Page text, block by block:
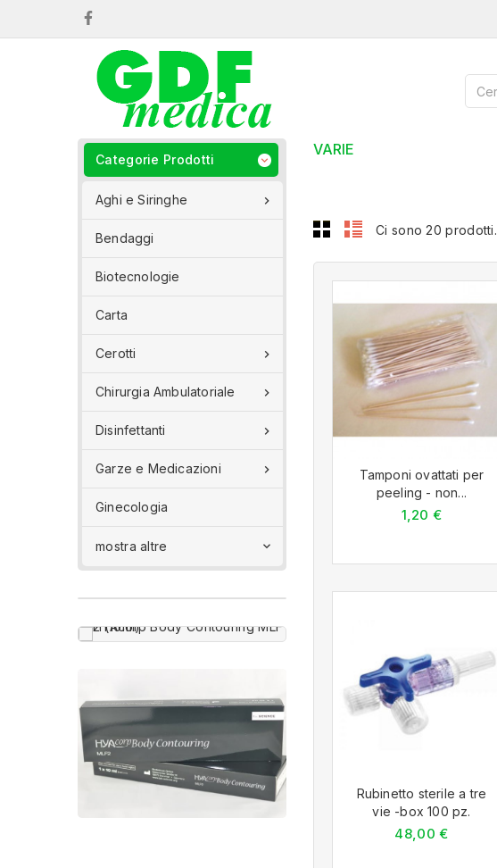
Categorie Prodotti 

Aghi e Siringhe
Bendaggi
Biotecnologie
Carta

Cerotti

Chirurgia Ambulatoriale

Disinfettanti

Garze e Medicazioni
Ginecologia
mostra altre 
VARIE
Ci sono 20 prodotti.
Tamponi ovattati per
peeling - non...
1,20 €
Rubinetto sterile a tre
vie -box 100 pz.
48,00 €